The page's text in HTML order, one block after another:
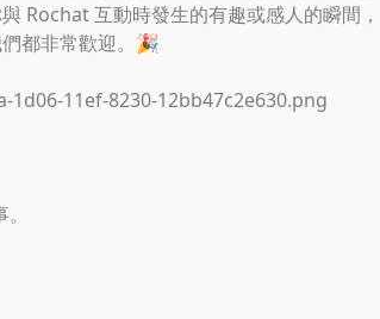
Rochat 互動時發生的有趣或感人的瞬間，
都非常歡迎。🎉